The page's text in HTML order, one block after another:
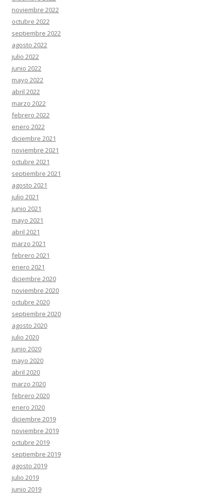
noviembre 2022
octubre 2022
septiembre 2022
agosto 2022
julio 2022
junio 2022
mayo 2022
abril 2022
marzo 2022
febrero 2022
enero 2022
diciembre 2021
noviembre 2021
octubre 2021
septiembre 2021
agosto 2021
julio 2021
junio 2021
mayo 2021
abril 2021
marzo 2021
febrero 2021
enero 2021
diciembre 2020
noviembre 2020
octubre 2020
septiembre 2020
agosto 2020
julio 2020
junio 2020
mayo 2020
abril 2020
marzo 2020
febrero 2020
enero 2020
diciembre 2019
noviembre 2019
octubre 2019
septiembre 2019
agosto 2019
julio 2019
junio 2019